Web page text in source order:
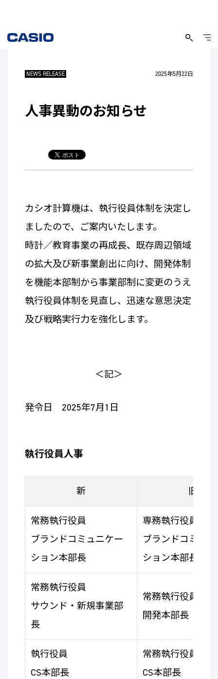
NEWS RELEASE 2025年5月22日
人事異動のお知らせ
カシオ計算機は、執行役員体制を決定し
ましたので、ご案内いたします。
時計／教育事業の再成長、既存周辺領域
の拡大及び新事業創出に向け、開発体制
を機能本部制から事業部制に変更のうえ
執行役員体制を見直し、迅速な意思決定
及び戦略実行力を強化します。
＜記＞
発令日 2025年7月1日
執行役員人事
新 旧
常務執行役員
ブランドコミュニケー
ション本部長
専務執行役員
ブランドコミュ
ション本部長
常務執行役員
サウンド・新規事業部
長
常務執行役員
開発本部長
執行役員
CS本部長
常務執行役員
CS本部長